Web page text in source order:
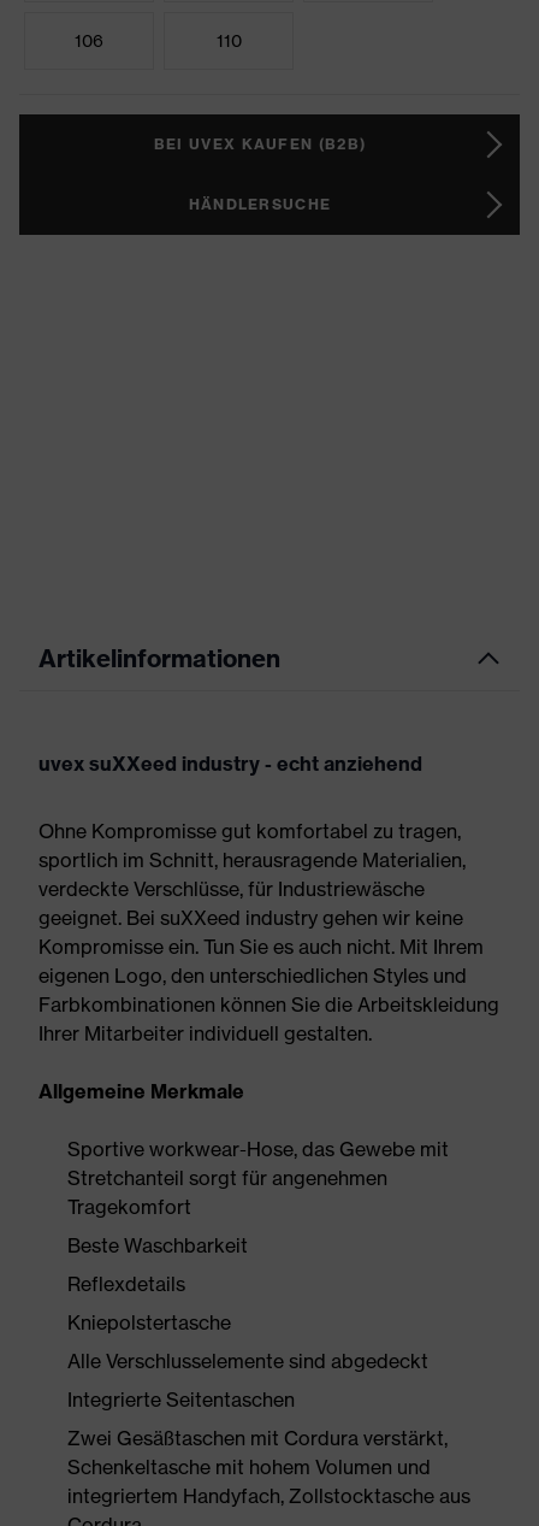
106 110
BEI UVEX KAUFEN (B2B)
HÄNDLERSUCHE
Artikelinformationen
uvex suXXeed industry - echt anziehend
Ohne Kompromisse gut komfortabel zu tragen,
sportlich im Schnitt, herausragende Materialien,
verdeckte Verschlüsse, für Industriewäsche
geeignet. Bei suXXeed industry gehen wir keine
Kompromisse ein. Tun Sie es auch nicht. Mit Ihrem
eigenen Logo, den unterschiedlichen Styles und
Farbkombinationen können Sie die Arbeitskleidung
Ihrer Mitarbeiter individuell gestalten.
Allgemeine Merkmale
Sportive workwear-Hose, das Gewebe mit
Stretchanteil sorgt für angenehmen
Tragekomfort
Beste Waschbarkeit
Reflexdetails
Kniepolstertasche
Alle Verschlusselemente sind abgedeckt
Integrierte Seitentaschen
Zwei Gesäßtaschen mit Cordura verstärkt,
Schenkeltasche mit hohem Volumen und
integriertem Handyfach, Zollstocktasche aus